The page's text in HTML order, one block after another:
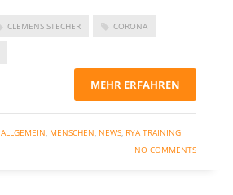
CLEMENS STECHER CORONA
MEHR ERFAHREN
ALLGEMEIN MENSCHEN NEWS RYA TRAINING
NO COMMENTS